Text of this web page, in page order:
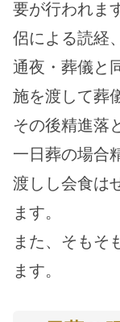
要が行われま
侶による読経
通夜・葬儀と
施を渡して葬
その後精進落
一日葬の場合
渡しし会食は
ます。
また、そもそ
ます。